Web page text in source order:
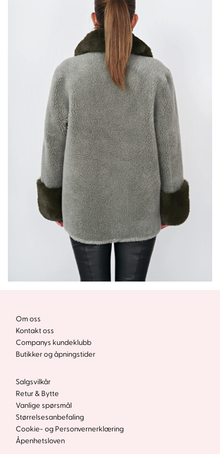
Om oss
Kontakt oss
Companys kundeklubb
Butikker og åpningstider
Salgsvilkår
Retur & Bytte
Vanlige spørsmål
Størrelsesanbefaling
Cookie- og Personvernerklæring
Åpenhetsloven